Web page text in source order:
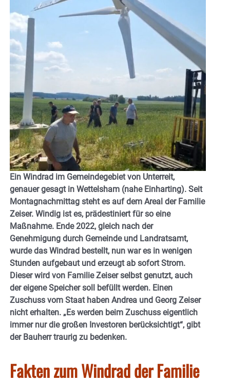
Ein Windrad im Gemeindegebiet von Unterreit,
genauer gesagt in Wettelsham (nahe Einharting). Seit
Montagnachmittag steht es auf dem Areal der Familie
Zeiser. Windig ist es, prädestiniert für so eine
Maßnahme. Ende 2022, gleich nach der
Genehmigung durch Gemeinde und Landratsamt,
wurde das Windrad bestellt, nun war es in wenigen
Stunden aufgebaut und erzeugt ab sofort Strom.
Dieser wird von Familie Zeiser selbst genutzt, auch
der eigene Speicher soll befüllt werden. Einen
Zuschuss vom Staat haben Andrea und Georg Zeiser
nicht erhalten. „Es werden beim Zuschuss eigentlich
immer nur die großen Investoren berücksichtigt“, gibt
der Bauherr traurig zu bedenken.
Fakten zum Windrad der Familie